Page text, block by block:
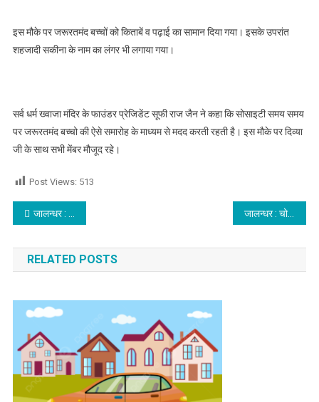
इस मौके पर जरूरतमंद बच्चों को किताबें व पढ़ाई का सामान दिया गया। इसके उपरांत
शहजादी सकीना के नाम का लंगर भी लगाया गया।
सर्व धर्म ख्वाजा मंदिर के फाउंडर प्रेजिडेंट सूफी राज जैन ने कहा कि सोसाइटी समय समय
पर जरूरतमंद बच्चो की ऐसे समारोह के माध्यम से मदद करती रहती है। इस मौके पर दिव्या
जी के साथ सभी मेंबर मौजूद रहे।
Post Views: 513
Post navigation
जालन्धर : तीन महिलाओं समेत पांच प्रवासी 5 किलो अफीम के साथ चढ़े पुलिस के हत्थे, पढ़े जालन्धर : चोरों का अजब कारनामा,दीवार नहीं तोड़ नहीं पाए तो छत तोड़ कर गए यह काम, पढ़े
RELATED POSTS